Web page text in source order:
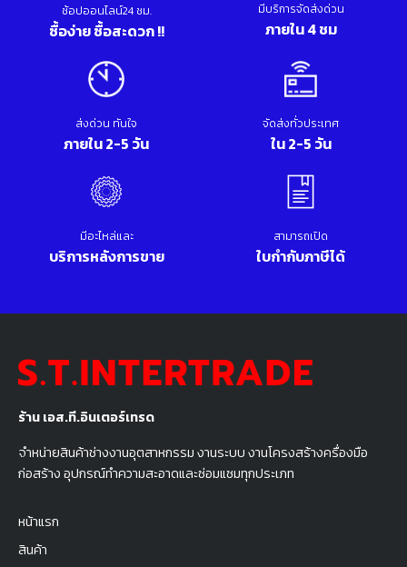
ร้าน เอส.ที.อินเตอร์เทรด
จำหน่ายสินค้าช่างงานอุตสาหกรรม งานระบบ งานโครงสร้างครื่องมือ
ก่อสร้าง อุปกรณ์ทำความสะอาดและซ่อมแซมทุกประเภท
หน้าแรก
สินค้า
ช้อปออนไลน์24 ชม.
ซื้อง่าย ซื้อสะดวก !!
มีบริการจัดส่งด่วน
ภายใน 4 ชม
ส่งด่วน ทันใจ
ภายใน 2-5 วัน
จัดส่งทั่วประเทศ
ใน 2-5 วัน
มีอะไหล่และ
บริการหลังการขาย
สามารถเปิด
ใบกำกับภาษีได้